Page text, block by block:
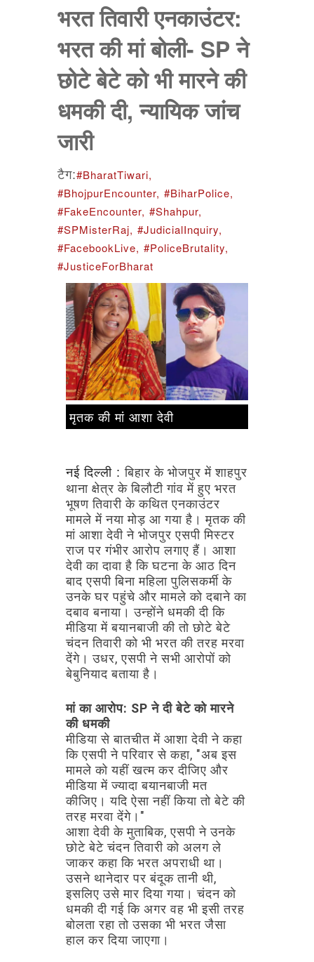
भरत तिवारी एनकाउंटर:
भरत की मां बोली- SP ने
छोटे बेटे को भी मारने की
धमकी दी, न्यायिक जांच
जारी
टैग:#BharatTiwari,
#BhojpurEncounter, #BiharPolice,
#FakeEncounter, #Shahpur,
#SPMisterRaj, #JudicialInquiry,
#FacebookLive, #PoliceBrutality,
#JusticeForBharat
मृतक की मां आशा देवी
नई दिल्ली :बिहार के भोजपुर मेंशाहपुर
थाना क्षेत्र केबिलौटीगांव मेंहुए भरत
भूषणतिवारीकेकथितएनकाउंटर
मामले मेंनयामोड़ आगयाहै। मृतककी
मां आशादेवीने भोजपुर एसपीमिस्टर
राज पर गंभीर आरोप लगाए हैं। आशा
देवीकादावाहै किघटनाके आठ दिन
बादएसपीबिनामहिलापुलिसकर्मीके
उनकेघर पहुंचे और मामले कोदबानेका
दबाव बनाया। उन्होंने धमकीदीकि
मीडियामेंबयानबाजीकीतोछोटेबेटे
चंदनतिवारीको भी भरतकीतरह मरवा
देंगे। उधर, एसपीनेसभी आरोपोंको
बेबुनियादबतायाहै।
मांका आरोप: SP नेदीबेटेकोमारने
की धमकी
मीडियासेबातचीतमें आशादेवीनेकहा
किएसपीनेपरिवार सेकहा, "अब इस
मामले कोयहींखत्मकर दीजिए और
मीडियामेंज्यादाबयानबाजीमत
कीजिए। यदिऐसानहींकियातोबेटेकी
तरह मरवादेंगे।"
आशादेवीकेमुताबिक, एसपीनेउनके
छोटेबेटेचंदनतिवारीको अलगले
जाकर कहाकि भरत अपराधी था।
उसने थानेदार पर बंदूकतानी थी,
इसलिए उसेमार दियागया। चंदनको
धमकीदीगईकि अगर वह भीइसीतरह
बोलतारहातोउसका भी भरतजैसा
हाल कर दियाजाएगा।